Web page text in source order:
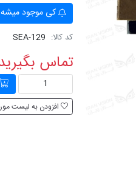
کی موجود
کد کالا: SEA-129
تماس
افزودن به لیست